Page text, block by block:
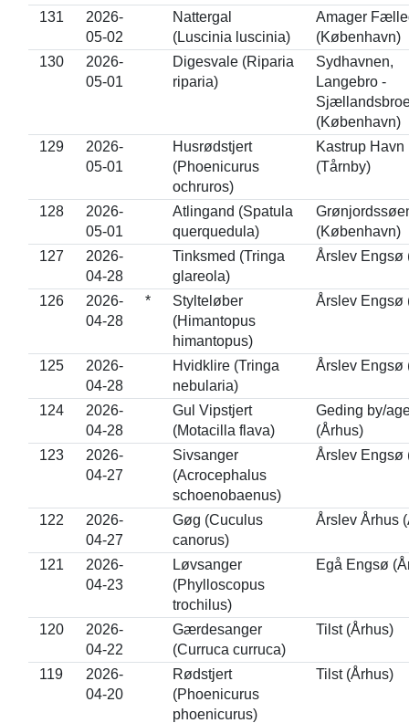
131
2026-
05-02
Nattergal
(Luscinia luscinia)
Amager
(København)
130
2026-
05-01
Digesvale (Riparia
riparia)
Sydhavnen,
Langebro -
(København)
129
2026-
05-01
Husrødstjert
(Phoenicurus
ochruros)
Kastrup Havn
(Tårnby)
128
2026-
05-01
Atlingand (Spatula
querquedula)
(København)
127
2026-
04-28
Tinksmed (Tringa
glareola)
Årslev Engsø
126
2026-
04-28
*
Stylteløber
(Himantopus
himantopus)
Årslev Engsø
125
2026-
04-28
Hvidklire (Tringa
nebularia)
Årslev Engsø
124
2026-
04-28
Gul Vipstjert
(Motacilla flava)
Geding by/
(Århus)
123
2026-
04-27
Sivsanger
(Acrocephalus
schoenobaenus)
Årslev Engsø
122
2026-
04-27
Gøg (Cuculus
canorus)
Årslev Århus
121
2026-
04-23
Løvsanger
(Phylloscopus
trochilus)
Egå Engsø
120
2026-
04-22
Gærdesanger
(Curruca curruca)
Tilst (Århus)
119
2026-
04-20
Rødstjert
(Phoenicurus
phoenicurus)
Tilst (Århus)